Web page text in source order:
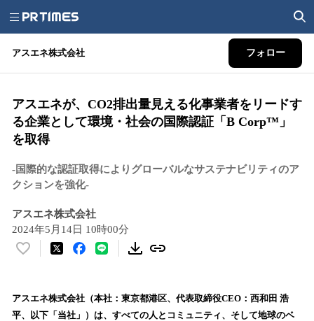
アスエネ株式会社 フォロー
アスエネが、CO2排出量見える化事業者をリードす
る企業として環境・社会の国際認証「B Corp™︎」
を取得
-国際的な認証取得によりグローバルなサステナビリティのア
クションを強化-
アスエネ株式会社
2024年5月14日 10時00分
い
！
数
アスエネ株式会社（本社：東京都港区、代表取締役CEO：西和田 浩
平、以下「当社」）は、すべての人とコミュニティ、そして地球のベ